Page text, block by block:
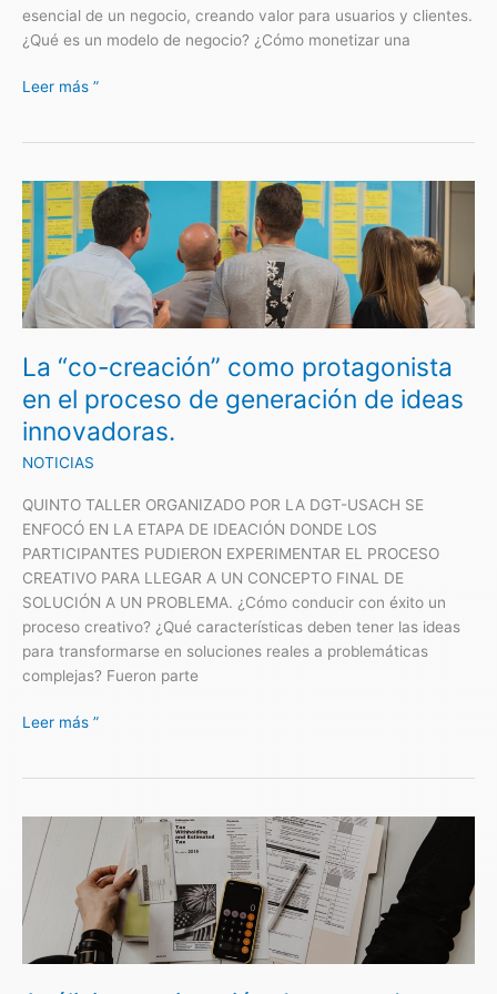
esencial de un negocio, creando valor para usuarios y clientes.
¿Qué es un modelo de negocio? ¿Cómo monetizar una
Leer más ”
La “co-creación” como protagonista
en el proceso de generación de ideas
innovadoras.
NOTICIAS
QUINTO TALLER ORGANIZADO POR LA DGT-USACH SE
ENFOCÓ EN LA ETAPA DE IDEACIÓN DONDE LOS
PARTICIPANTES PUDIERON EXPERIMENTAR EL PROCESO
CREATIVO PARA LLEGAR A UN CONCEPTO FINAL DE
SOLUCIÓN A UN PROBLEMA. ¿Cómo conducir con éxito un
proceso creativo? ¿Qué características deben tener las ideas
para transformarse en soluciones reales a problemáticas
complejas? Fueron parte
La
“co-
creación”
como
protagonista
en
proceso
generación
de
ideas
Leer más ”
Análisis
estimación
de
mercado: